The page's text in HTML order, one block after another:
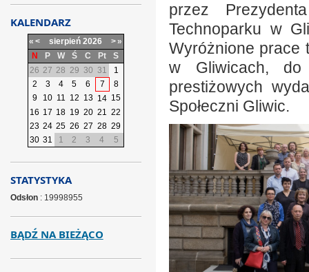
przez
Technoparku w
Wyróżnione prace
w Gliwicach,
prestiżowych
Społeczni Gliwic.
KALENDARZ
« < sierpień 2026 >»
N
P W Ś C Pt
S
26 27 28 29 30 31
1
2
3 4 5 6 7
8
9
10 11 12 13 14 15
16 17 18 19 20 21 22
23 24 25 26 27 28 29
30 31 1 2 3 4 5
STATYSTYKA
Odsłon: 19998955
BĄDŹ NA BIEŻĄCO